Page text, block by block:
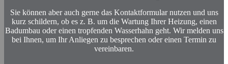
Sie können aber auch gerne das Kontaktformular nutzen und uns
kurz schildern, ob es z. B. um die Wartung Ihrer Heizung, einen
Badumbau oder einen tropfenden Wasserhahn geht. Wir melden uns
bei Ihnen, um Ihr Anliegen zu besprechen oder einen Termin zu
vereinbaren.